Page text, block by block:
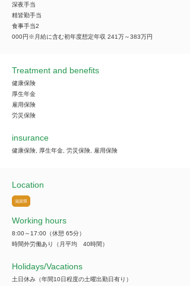
深夜手当
精皆勤手当
食事手当2
000円※月給に含む初年度想定年収 241万～383万円
Treatment and benefits
健康保険
厚生年金
雇用保険
労災保険
insurance
健康保険, 厚生年金, 労災保険, 雇用保険
Location
滋賀県
Working hours
8:00～17:00（休憩 65分）
時間外労働あり（月平均 40時間）
​Holidays/Vacations
土日休み（年間10日程度の土曜出勤日有り）